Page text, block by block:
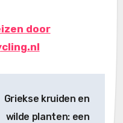
door
Griekse kruiden en
wilde planten: een